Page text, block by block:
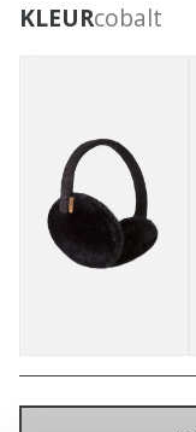
KLEURcobalt